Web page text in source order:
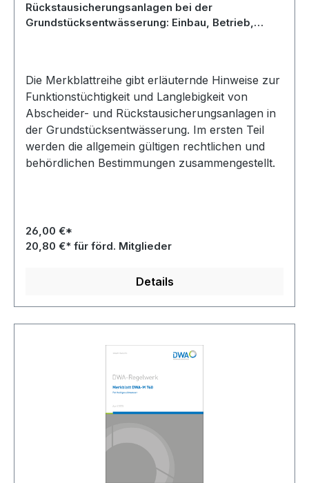
Rückstausicherungsanlagen bei der
Grundstücksentwässerung: Einbau, Betrieb,
Die Merkblattreihe gibt erläuternde Hinweise zur
Funktionstüchtigkeit und Langlebigkeit von
Abscheider- und Rückstausicherungsanlagen in
der Grundstücksentwässerung. Im ersten Teil
werden die allgemein gültigen rechtlichen und
behördlichen Bestimmungen zusammengestellt.
26,00 €*
20,80 €* für förd. Mitglieder
Details